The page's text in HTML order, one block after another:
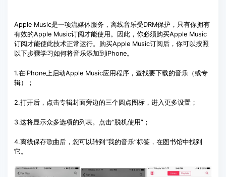
Apple Music是一项流媒体服务，离线音乐受DRM保护，只有你拥有
有效的Apple Music订阅才能使用。因此，你必须购买Apple Music
订阅才能使此技术正常运行。购买Apple Music订阅后，你可以按照
以下步骤学习如何将音乐添加到iPhone。
1.在iPhone上启动Apple Music应用程序，查找要下载的音乐（或专
辑）；
2.打开后，点击专辑封面旁边的三个圆点图标，进入更多设置；
3.这将显示众多选项的列表。点击“脱机使用”；
4.离线保存歌曲后，您可以转到“我的音乐”标签，在图书馆中找到
它。